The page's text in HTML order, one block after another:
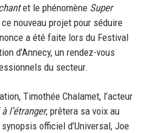
et le phénomène Super
nouveau projet pour séduire
a été faite lors du Festival
d’Annecy, un rendez-vous
du secteur.
Timothée Chalamet, l’acteur
l’étranger, prêtera sa voix au
officiel d’Universal, Joe